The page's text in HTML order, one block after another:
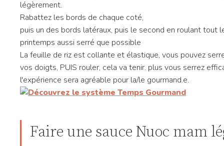
légèrement.
Rabattez les bords de chaque coté,
puis un des bords latéraux, puis le second en roulant tout
printemps aussi serré que possible
La feuille de riz est collante et élastique, vous pouvez
vos doigts, PUIS rouler, cela va tenir. plus vous serrez
l'expérience sera agréable pour la/le gourmand.e.
Faire une sauce Nuoc mam